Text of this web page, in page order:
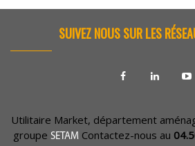
SUIVEZ NOUS SUR LES
Utilitaire Market, département
groupe SETAM Contactez-nous au